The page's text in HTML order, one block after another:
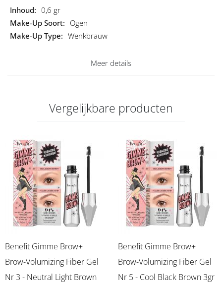
assortiment om de juiste
0,6 gr
Ogen
Wenkbrauw
Meer details
Vergelijkbare producten
Benefit Gimme Brow+
Brow-Volumizing Fiber Gel
Nr 3 - Neutral Light Brown
Benefit Gimme Brow+
Brow-Volumizing Fiber Gel
Nr 5 - Cool Black Brown 3gr